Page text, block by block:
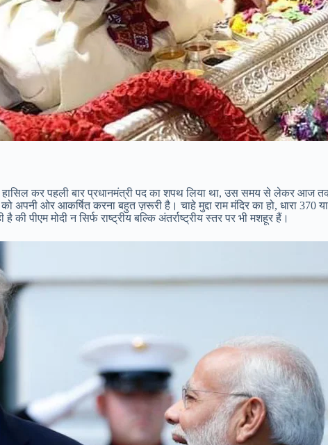
हासिल कर पहली बार प्रधानमंत्री पद का शपथ लिया था, उस समय से लेकर आज
अपनी ओर आकर्षित करना बहुत ज़रूरी है। चाहे मुद्दा राम मंदिर का हो, धारा
पीएम मोदी न सिर्फ राष्ट्रीय बल्कि अंतर्राष्ट्रीय स्तर पर भी मशहूर हैं।